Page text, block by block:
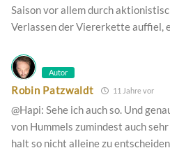
Saison vor allem durch
Verlassen der Viererkette auffiel,
Autor
Robin Patzwaldt 11 Jahre vor
@Hapi: Sehe ich auch so. Und
von Hummels zumindest auch
halt so nicht alleine zu